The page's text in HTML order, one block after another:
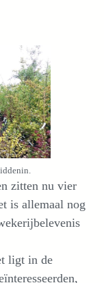
zitten nu vier
is allemaal nog
ligt in de